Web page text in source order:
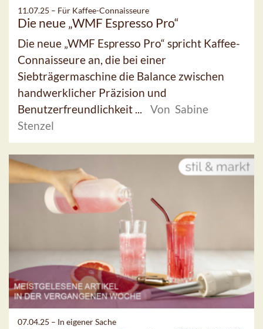
11.07.25 – Für Kaffee-Connaisseure
Die neue „WMF Espresso Pro“
Die neue „WMF Espresso Pro“ spricht Kaffee-
Connaisseure an, die bei einer
Siebträgermaschine die Balance zwischen
handwerklicher Präzision und
Benutzerfreundlichkeit ...
Von Sabine
Stenzel
07.04.25 – In eigener Sache